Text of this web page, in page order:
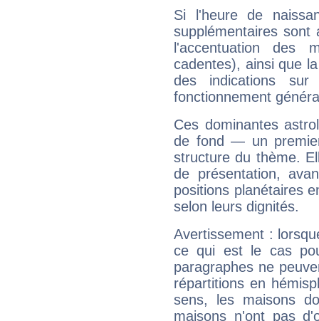
Si l'heure de
supplémentaires sont
l'accentuation des
cadentes), ainsi que
des indications sur
fonctionnement
Ces dominantes
de fond — un
structure du thème.
de présentation,
positions planétaires
selon leurs dignités.
Avertissement :
ce qui est le cas
paragraphes ne
répartitions en
sens, les maisons
maisons n'ont pas